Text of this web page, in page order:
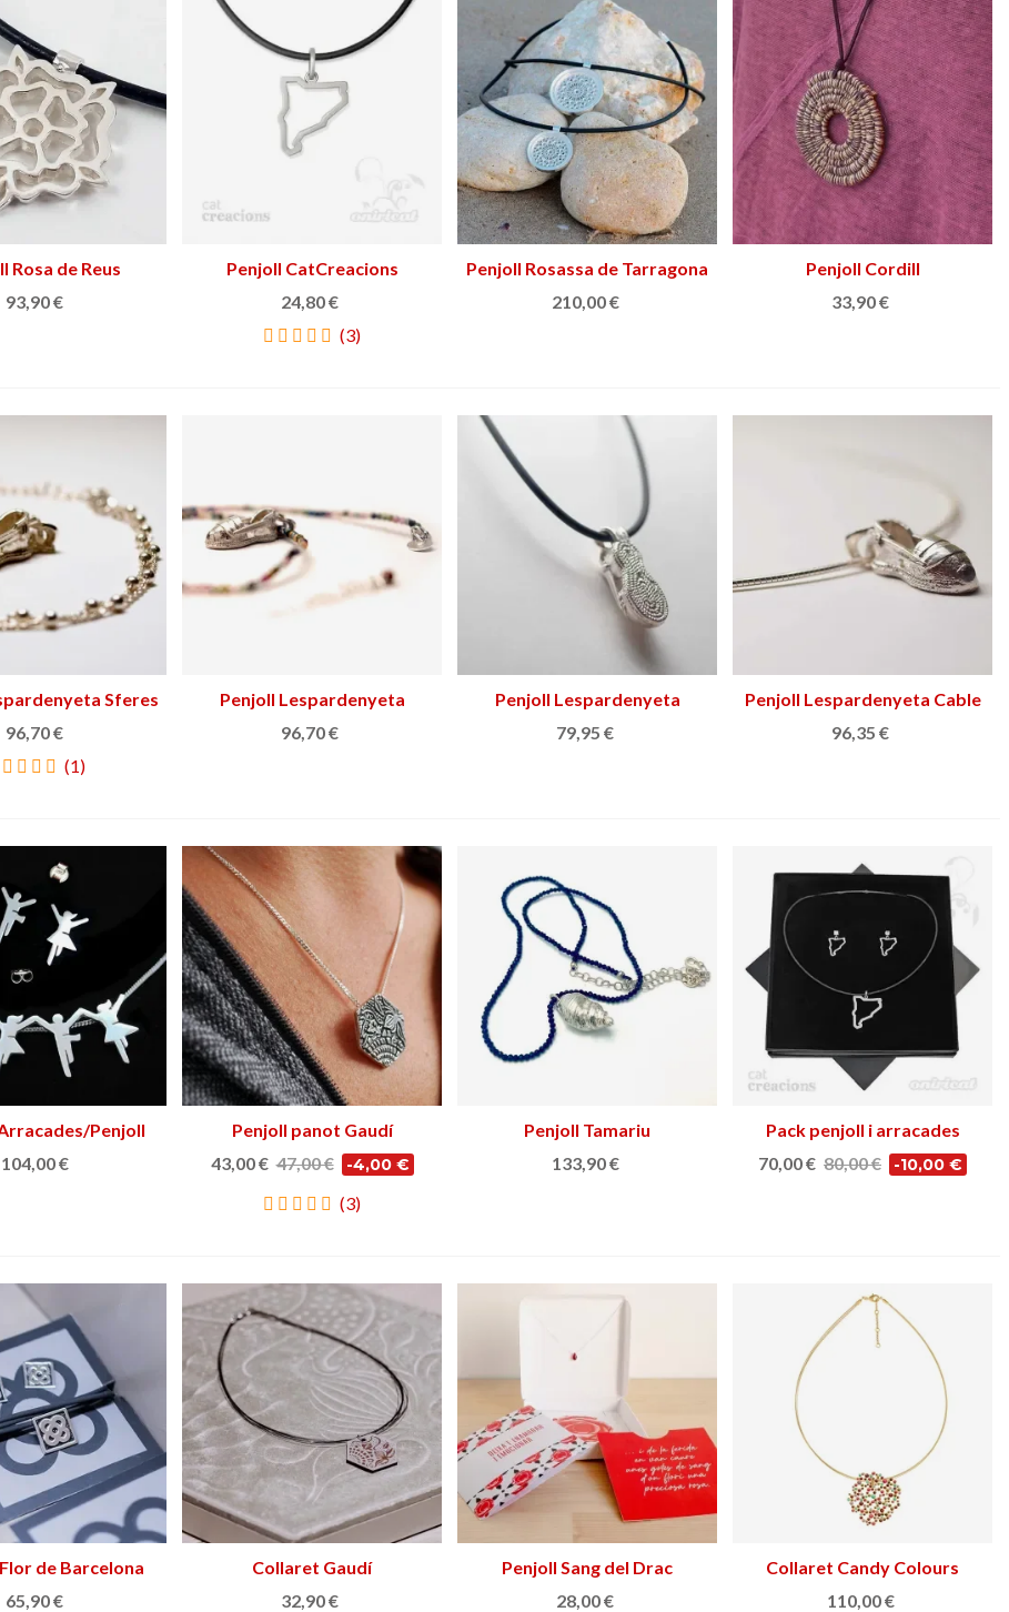
a la cistella
Rosa de Reus
93,90 €
Triar opció
Penjoll CatCreacions
24,80 €
(3)
Triar opció
Penjoll Rosassa de Tarragona
210,00 €
Triar opció
Penjoll Cordill
33,90 €
Triar opció
Sferes
96,70 €
(1)
Triar opció
Penjoll Lespardenyeta
Turmalines
96,70 €
Triar opció
Penjoll Lespardenyeta
Cautxú
79,95 €
Afegir a la cistella
Penjoll Lespardenyeta Cable
96,35 €
Triar opció Penjoll
Sardana
104,00 €
Triar opció
Penjoll panot Gaudí
43,00 € 47,00 € -4,00 €
(3)
Afegir a la cistella
Penjoll Tamariu
133,90 €
Triar opció
Pack penjoll i arracades
CatCreacions
70,00 € 80,00 € -10,00 €
a la cistella
de Barcelona
65,90 €
Afegir a la cistella
Collaret Gaudí
32,90 €
Afegir a la cistella
Penjoll Sang del Drac
28,00 €
Afegir a la cistella
Collaret Candy Colours
110,00 €